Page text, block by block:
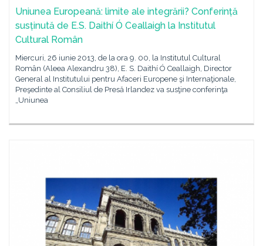
Uniunea Europeană: limite ale integrării? Conferință
susținută de E.S. Daithí Ó Ceallaigh la Institutul
Cultural Român
Miercuri, 26 iunie 2013, de la ora 9. 00, la Institutul Cultural
Român (Aleea Alexandru 38), E. S. Daithí Ó Ceallaigh, Director
General al Institutului pentru Afaceri Europene şi Internaţionale,
Preşedinte al Consiliul de Presă Irlandez va susţine conferinţa
„Uniunea